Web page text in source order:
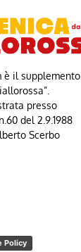
è il supplemento
presso
del 2.9.1988
Scerbo
Policy